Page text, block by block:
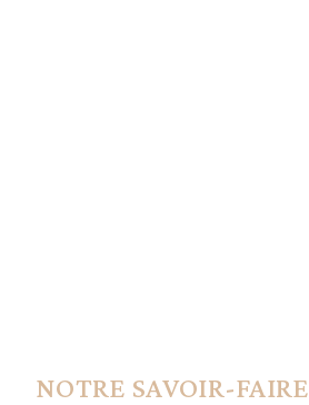
NOTRE SAVOIR-FAIRE